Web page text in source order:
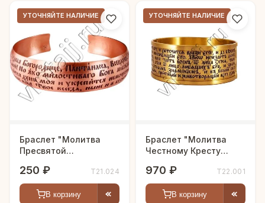
УТОЧНЯЙТЕ НАЛИЧИЕ
Браслет "Молитва
Пресвятой
250 ₽ Т21.024
В корзину
УТОЧНЯЙТЕ НАЛИЧИЕ
Браслет "Молитва
Честному Кресту
970 ₽ Т22.001
В корзину